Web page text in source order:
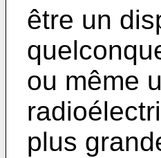
être un
ou même
plus